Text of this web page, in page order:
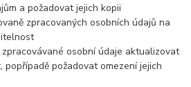
a požadovat jejich kopii
zpracovaných osobních údajů na
osobní údaje aktualizovat
popřípadě požadovat omezení jejich